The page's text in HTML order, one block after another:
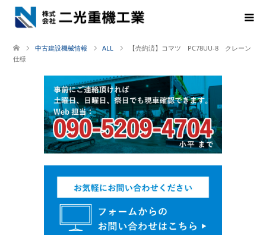
中古建設機械情報 ALL
【売約済】コマツ PC78UU-8 クレーン
仕様